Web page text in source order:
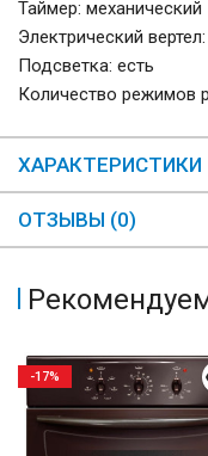
Таймер: механический
Электрический
Подсветка: есть
Количество режимов
ХАРАКТЕРИСТИКИ
ОТЗЫВЫ (0)
-17%